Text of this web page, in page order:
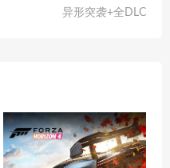
异形突袭+全DLC